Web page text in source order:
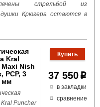
стрельбой из
Крюгера остаются в
37 550 p
в закладки
сравнение
Kral
Nish
PCP, 3
мм
Puncher